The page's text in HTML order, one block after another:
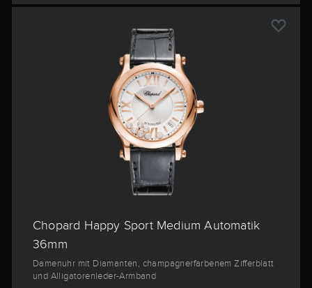
Chopard Happy Sport Medium Automatik
36mm
Damenuhr mit Diamanten, champagnerfarbenem Zifferblatt
und Alligatorenleder-Armband